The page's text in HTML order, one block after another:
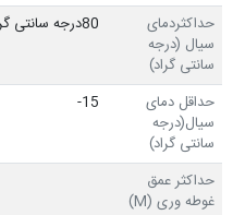
حداکثردمای
سیال (درجه
سانتی گراد)
80درجه سانتی گراد
حداقل دمای
سیال(درجه
سانتی گراد)
15-
حداکثر عمق
غوطه وری (M)